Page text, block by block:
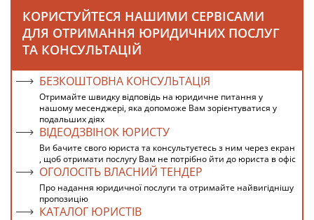
КОРИСТУЙТЕСЯ НАШИМИ СЕРВІСАМИ
ДЛЯ ОТРИМАННЯ ЮРИДИЧНИХ ПОСЛУГ
ТА КОНСУЛЬТАЦІЙ
БЕЗКОШТОВНА КОНСУЛЬТАЦІЯ
Отримайте швидку відповідь на юридичне питання у
нашому месенджері, яка допоможе Вам зорієнтуватися у
подальших діях
ВІДЕОДЗВІНОК ЮРИСТУ
Ви бачите свого юриста та консультуєтесь з ним через екран
, щоб отримати послугу Вам не потрібно йти до юриста в офіс
ОГОЛОСІТЬ ВЛАСНИЙ ТЕНДЕР
Про надання юридичної послуги та отримайте найвигіднішу
пропозицію
КАТАЛОГ ЮРИСТІВ